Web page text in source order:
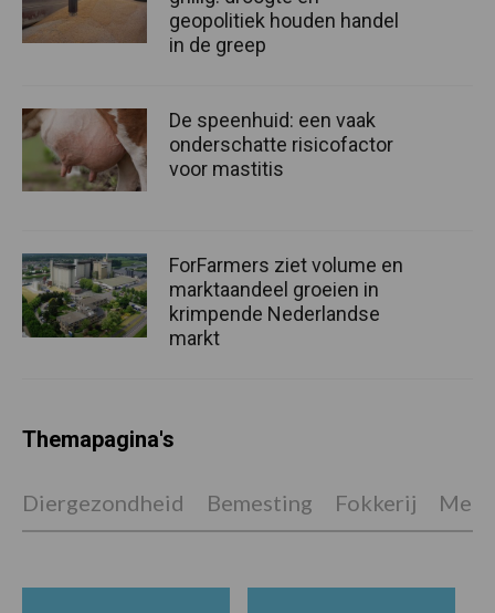
geopolitiek houden handel
in de greep
De speenhuid: een vaak
onderschatte risicofactor
voor mastitis
ForFarmers ziet volume en
marktaandeel groeien in
krimpende Nederlandse
markt
Themapagina's
Diergezondheid Bemesting Fokkerij